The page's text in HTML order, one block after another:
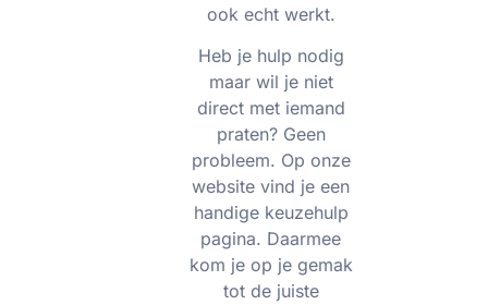
ook echt werkt.
Heb je hulp nodig
maar wil je niet
direct met iemand
praten? Geen
probleem. Op onze
website vind je een
handige keuzehulp
pagina. Daarmee
kom je op je gemak
tot de juiste